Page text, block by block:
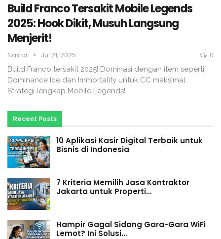
Build Franco Tersakit Mobile Legends
2025: Hook Dikit, Musuh Langsung
Menjerit!
Naxtor Jul 21, 2025 0
Build Franco tersakit 2025! Dominasi dengan item seperti
Dominance Ice dan Immortality untuk CC maksimal.
Strategi lengkap Mobile Legends!
Recent Posts
10 Aplikasi Kasir Digital Terbaik untuk
Bisnis di Indonesia
7 Kriteria Memilih Jasa Kontraktor
Jakarta untuk Properti…
Hampir Gagal Sidang Gara-Gara WiFi
Lemot? Ini Solusi…